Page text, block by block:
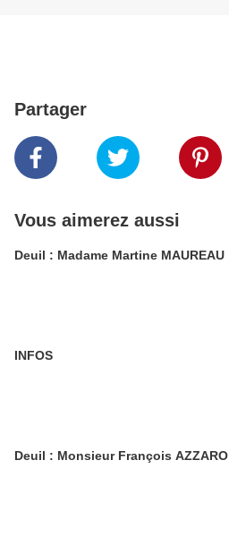
Partager
Vous aimerez aussi
Deuil : Madame Martine MAUREAU
INFOS
Deuil : Monsieur François AZZARO